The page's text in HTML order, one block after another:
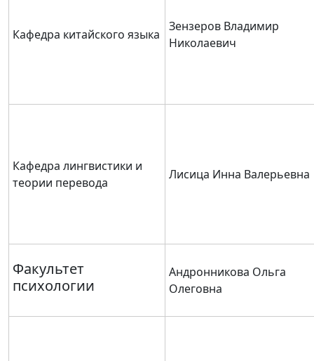
Кафедра китайского языка
Зензеров Владимир
Николаевич
Кафедра лингвистики и
теории перевода
Лисица Инна Валерьевна
Факультет
психологии
Андронникова Ольга
Олеговна